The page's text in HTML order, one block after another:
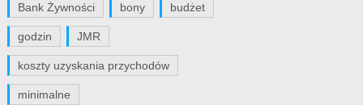
Bank Żywności bony budżet
godzin JMR
koszty uzyskania przychodów
minimalne